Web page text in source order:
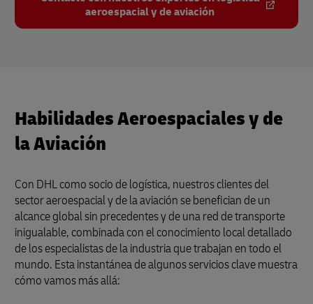
aeroespacial y de aviación
Habilidades Aeroespaciales y de
la Aviación
Con DHL como socio de logística, nuestros clientes del
sector aeroespacial y de la aviación se benefician de un
alcance global sin precedentes y de una red de transporte
inigualable, combinada con el conocimiento local detallado
de los especialistas de la industria que trabajan en todo el
mundo. Esta instantánea de algunos servicios clave muestra
cómo vamos más allá: